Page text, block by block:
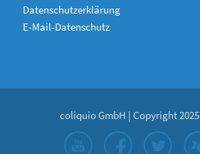
Datenschutzerklärung
E-Mail-Datenschutz
coliquio GmbH | Copyright 2025